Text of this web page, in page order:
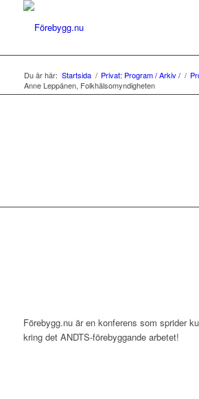
Du är här: Startsida / Privat: Program / Arkiv / /
Anne Leppänen, Folkhälsomyndigheten
Förebygg.nu är en konferens som sprider
kring det ANDTS-förebyggande arbetet!